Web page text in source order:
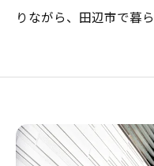
りながら、田辺市で暮